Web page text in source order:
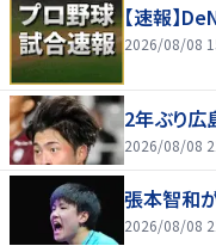
【速報】
2026/08/08
2年ぶり
2026/08/08
張本智和
2026/08/08